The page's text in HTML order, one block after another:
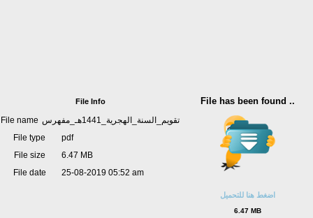
File Info
File name
تقويم_السنة_الهجرية_1441هـ_مفهرس
File type
pdf
File size
6.47 MB
File date
25-08-2019 05:52 am
File has been found ..
اضغط هنا للتحميل
6.47 MB